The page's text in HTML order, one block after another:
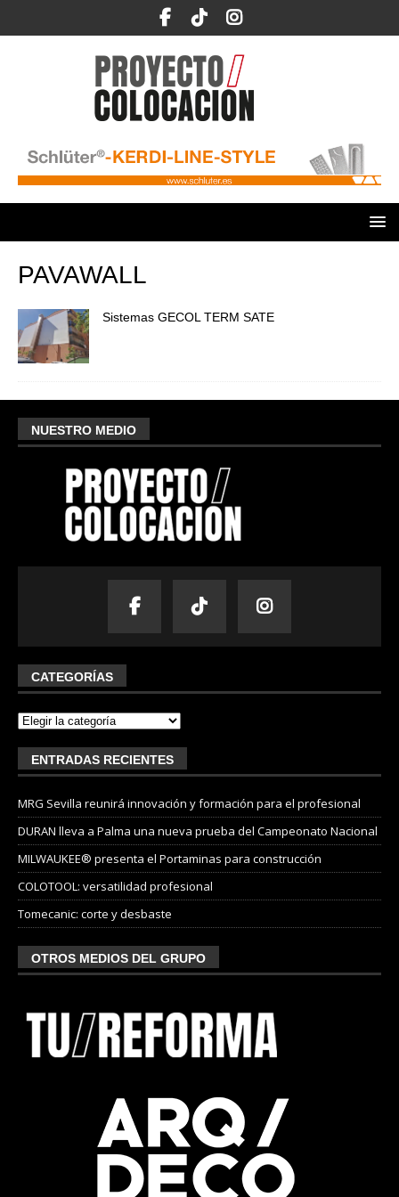
PAVAWALL
Sistemas GECOL TERM SATE
NUESTRO MEDIO
CATEGORÍAS
ENTRADAS RECIENTES
MRG Sevilla reunirá innovación y formación para el profesional
DURAN lleva a Palma una nueva prueba del Campeonato Nacional
MILWAUKEE® presenta el Portaminas para construcción
COLOTOOL: versatilidad profesional
Tomecanic: corte y desbaste
OTROS MEDIOS DEL GRUPO